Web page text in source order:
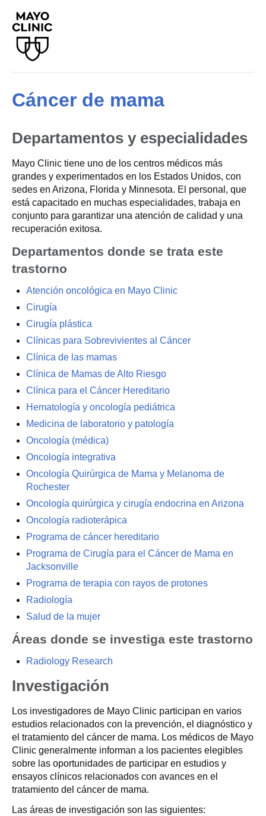
Cáncer de mama
Departamentos y especialidades
Mayo Clinic tiene uno de los centros médicos más
grandes y experimentados en los Estados Unidos, con
sedes en Arizona, Florida y Minnesota. El personal, que
está capacitado en muchas especialidades, trabaja en
conjunto para garantizar una atención de calidad y una
recuperación exitosa.
Departamentos donde se trata este
trastorno
Atención oncológica en Mayo Clinic
Cirugía
Cirugía plástica
Clínicas para Sobrevivientes al Cáncer
Clínica de las mamas
Clínica de Mamas de Alto Riesgo
Clínica para el Cáncer Hereditario
Hematología y oncología pediátrica
Medicina de laboratorio y patología
Oncología (médica)
Oncología integrativa
Oncología Quirúrgica de Mama y Melanoma de
Rochester
Oncología quirúrgica y cirugía endocrina en Arizona
Oncología radioterápica
Programa de cáncer hereditario
Programa de Cirugía para el Cáncer de Mama en
Jacksonville
Programa de terapia con rayos de protones
Radiología
Salud de la mujer
Áreas donde se investiga este trastorno
Radiology Research
Investigación
Los investigadores de Mayo Clinic participan en varios
estudios relacionados con la prevención, el diagnóstico y
el tratamiento del cáncer de mama. Los médicos de Mayo
Clinic generalmente informan a los pacientes elegibles
sobre las oportunidades de participar en estudios y
ensayos clínicos relacionados con avances en el
tratamiento del cáncer de mama.
Las áreas de investigación son las siguientes: